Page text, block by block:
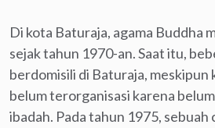
Di kota Baturaja, agama Buddha
sejak tahun 1970-an. Saat itu,
berdomisili di Baturaja, meskipun
belum terorganisasi karena
ibadah. Pada tahun 1975,